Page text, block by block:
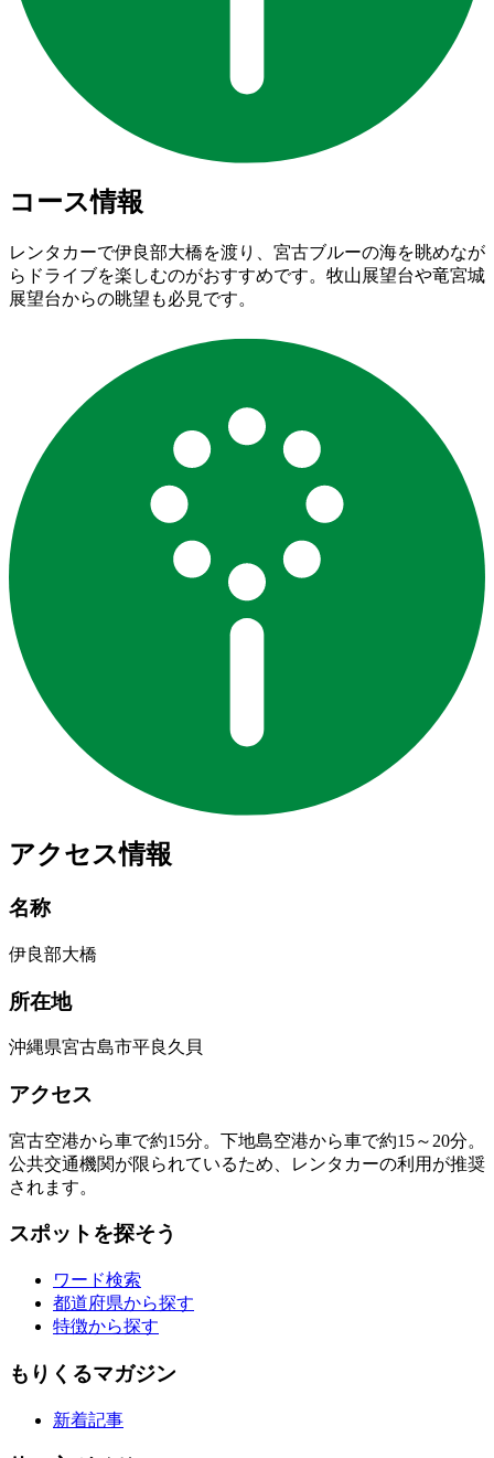
コース情報
レンタカーで伊良部大橋を渡り、宮古ブルーの海を眺めなが
らドライブを楽しむのがおすすめです。牧山展望台や竜宮城
展望台からの眺望も必見です。
アクセス情報
名称
伊良部大橋
所在地
沖縄県宮古島市平良久貝
アクセス
宮古空港から車で約15分。下地島空港から車で約15～20分。
公共交通機関が限られているため、レンタカーの利用が推奨
されます。
スポットを探そう
ワード検索
都道府県から探す
特徴から探す
もりくるマガジン
新着記事